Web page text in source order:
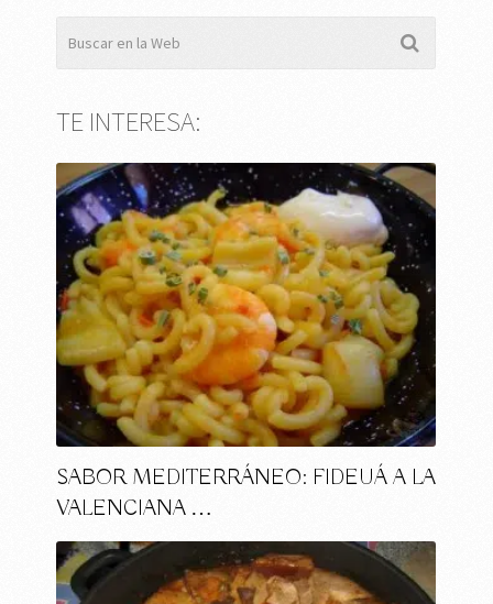
TE INTERESA:
SABOR MEDITERRÁNEO: FIDEUÁ A LA
VALENCIANA …